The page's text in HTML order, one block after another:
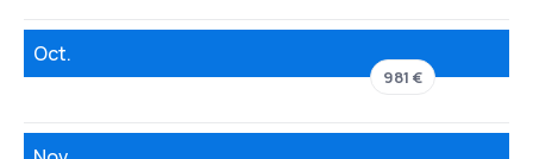
Oct.
981 €